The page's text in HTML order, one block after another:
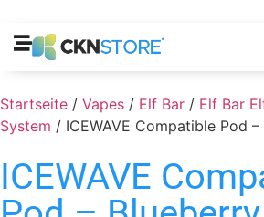
Startseite / Vapes / Elf Bar / Elf Bar
System / ICEWAVE Compatible Pod
ICEWAVE